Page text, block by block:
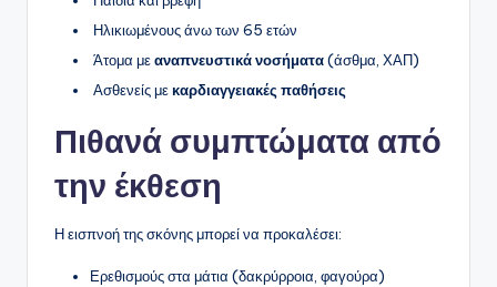
Ηλικιωμένους άνω των 65 ετών
Άτομα μεαναπνευστικά νοσήματα(άσθμα, ΧΑΠ)
Ασθενείς μεκαρδιαγγειακές παθήσεις
Πιθανά συμπτώματα από
την έκθεση
Η εισπνοή της σκόνης μπορεί να προκαλέσει:
Ερεθισμούς στα μάτια (δακρύρροια, φαγούρα)